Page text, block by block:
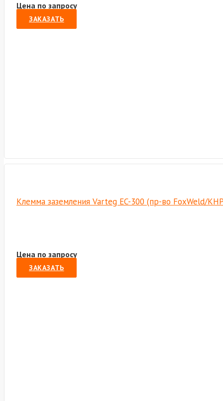
Цена по запросу
ЗАКАЗАТЬ
Клемма заземления Varteg EC-300 (пр-во FoxWeld/
Цена по запросу
ЗАКАЗАТЬ